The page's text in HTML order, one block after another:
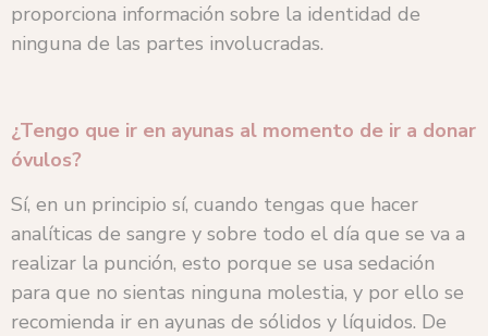
proporciona información sobre la identidad de
ninguna de las partes involucradas.
¿Tengo que ir en ayunas al momento de ir a donar
óvulos?
Sí, en un principio sí, cuando tengas que hacer
analíticas de sangre y sobre todo el día que se va a
realizar la punción, esto porque se usa sedación
para que no sientas ninguna molestia, y por ello se
recomienda ir en ayunas de sólidos y líquidos. De